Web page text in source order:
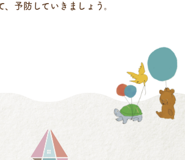
、予防していきましょう。